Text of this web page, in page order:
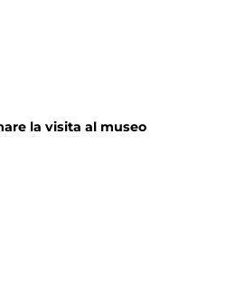
la visita al museo